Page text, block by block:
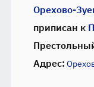
Орехово-
приписан к
Адрес: